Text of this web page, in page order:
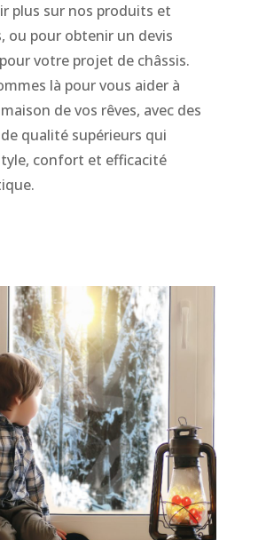
plus sur nos produits et
ou pour obtenir un devis
votre projet de châssis.
là pour vous aider à
de vos rêves, avec des
qualité supérieurs qui
confort et efficacité